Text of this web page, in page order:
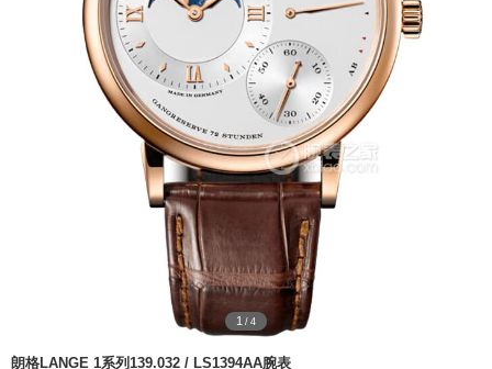
1 / 4
朗格LANGE 1系列139.032 / LS1394AA腕表